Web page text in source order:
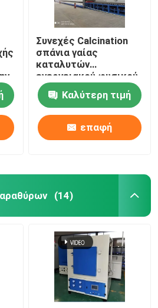
Συνεχές Calcination
σπάνια γαίας
καταλυτών
ενεργειακού φυσικού
αερίου φούρνων
ζωνών πλέγματος
Καλύτερη τιμή
επαφή
(14)